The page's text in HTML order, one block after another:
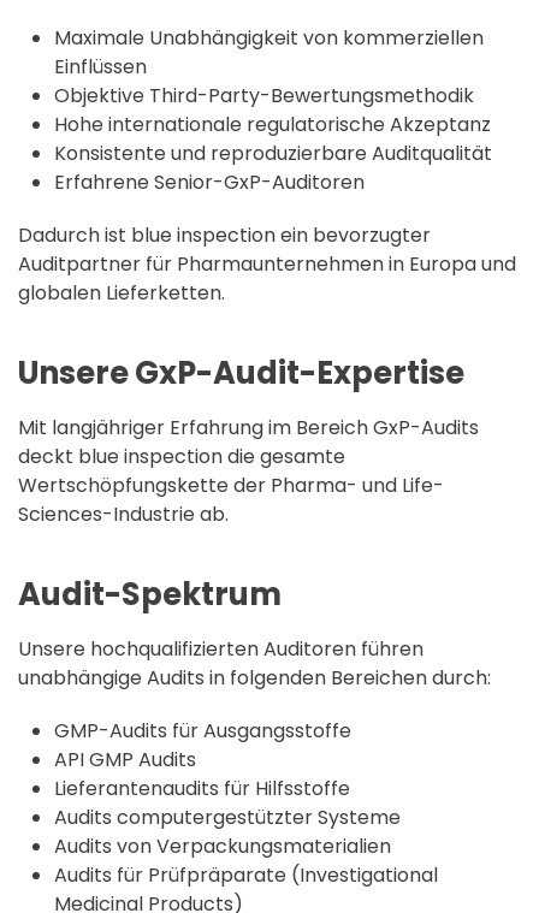
Maximale Unabhängigkeit von kommerziellen
Einflüssen
Objektive Third-Party-Bewertungsmethodik
Hohe internationale regulatorische Akzeptanz
Konsistente und reproduzierbare Auditqualität
Erfahrene Senior-GxP-Auditoren
Dadurch ist blue inspection ein bevorzugter
Auditpartner für Pharmaunternehmen in Europa und
globalen Lieferketten.
Unsere GxP-Audit-Expertise
Mit langjähriger Erfahrung im Bereich GxP-Audits
deckt blue inspection die gesamte
Wertschöpfungskette der Pharma- und Life-
Sciences-Industrie ab.
Audit-Spektrum
Unsere hochqualifizierten Auditoren führen
unabhängige Audits in folgenden Bereichen durch:
GMP-Audits für Ausgangsstoffe
API GMP Audits
Lieferantenaudits für Hilfsstoffe
Audits computergestützter Systeme
Audits von Verpackungsmaterialien
Audits für Prüfpräparate (Investigational
Medicinal Products)